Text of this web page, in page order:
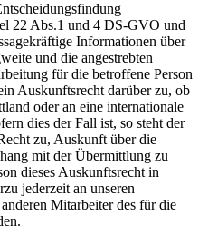
22 Abs.1 und 4 DS-GVO und
Informationen über
und die angestrebten
für die betroffene Person
Auskunftsrecht darüber zu, ob
oder an eine internationale
dies der Fall ist, so steht der
zu, Auskunft über die
mit der Übermittlung zu
dieses Auskunftsrecht in
jederzeit an unseren
Mitarbeiter des für die